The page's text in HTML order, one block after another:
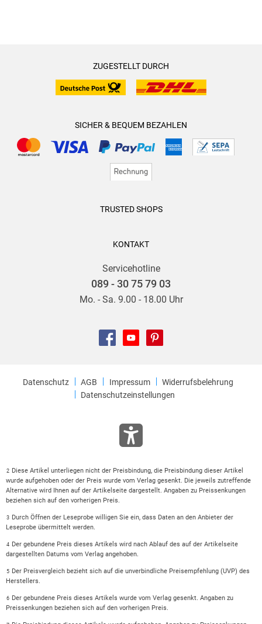
ZUGESTELLT DURCH
SICHER & BEQUEM BEZAHLEN
TRUSTED SHOPS
KONTAKT
Servicehotline
089 - 30 75 79 03
Mo. - Sa. 9.00 - 18.00 Uhr
Datenschutz AGB Impressum
Widerrufsbelehrung
Datenschutzeinstellungen
2
Diese Artikel unterliegen nicht der Preisbindung, die Preisbindung dieser Artikel
wurde aufgehoben oder der Preis wurde vom Verlag gesenkt. Die jeweils zutreffende
Alternative wird Ihnen auf der Artikelseite dargestellt. Angaben zu Preissenkungen
beziehen sich auf den vorherigen Preis.
3
Durch Öffnen der Leseprobe willigen Sie ein, dass Daten an den Anbieter der
Leseprobe übermittelt werden.
4
Der gebundene Preis dieses Artikels wird nach Ablauf des auf der Artikelseite
dargestellten Datums vom Verlag angehoben.
5
Der Preisvergleich bezieht sich auf die unverbindliche Preisempfehlung (UVP) des
Herstellers.
6
Der gebundene Preis dieses Artikels wurde vom Verlag gesenkt. Angaben zu
Preissenkungen beziehen sich auf den vorherigen Preis.